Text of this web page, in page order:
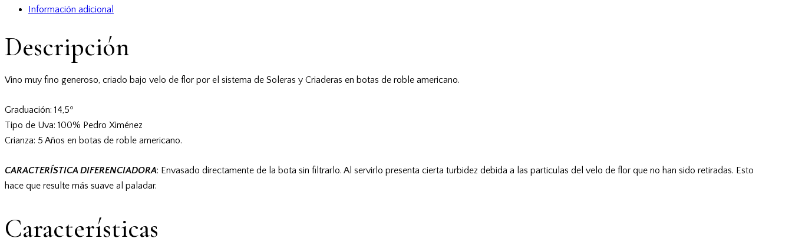
Información adicional
Descripción
Vino muy fino generoso, criado bajo velo de flor por el sistema de Soleras y Criaderas en botas de roble americano.
Graduación: 14,5º
Tipo de Uva: 100% Pedro Ximénez
Crianza: 5 Años en botas de roble americano.
CARACTERÍSTICA DIFERENCIADORA: Envasado directamente de la bota sin filtrarlo. Al servirlo presenta cierta turbidez debida a las particulas del velo de flor que no han sido retiradas. Esto
hace que resulte más suave al paladar.
Características